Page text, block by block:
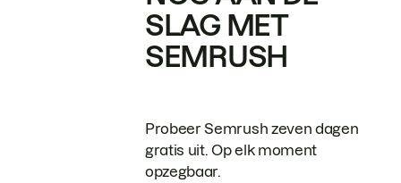
SLAG MET
SEMRUSH
Probeer Semrush zeven dagen
gratis uit. Op elk moment
opzegbaar.